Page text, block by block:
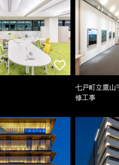
七戸町立鷹山
修工事